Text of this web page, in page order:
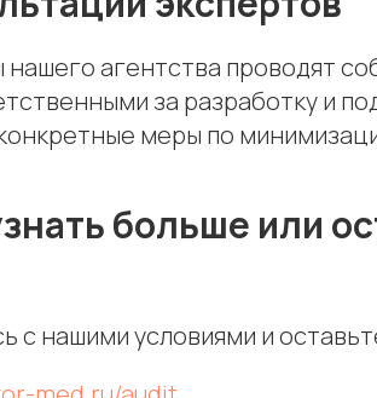
агентства проводят
за разработку и
меры по
больше или
с нашими условиями и